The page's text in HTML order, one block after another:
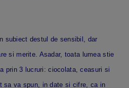
subiect destul de sensibil, dar
si merite. Asadar, toata lumea stie
prin 3 lucruri: ciocolata, ceasuri si
sa va spun, in date si cifre, ca in